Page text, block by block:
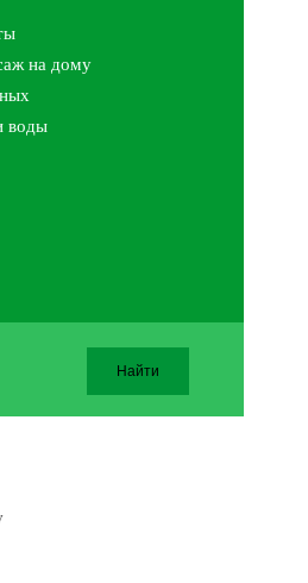
на дому
воды